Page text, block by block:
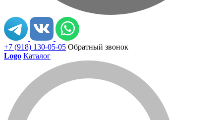
+7 (918) 130-05-05 Обратный звонок
Logo Каталог